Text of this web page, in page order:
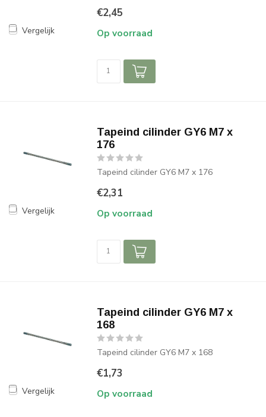
Vergelijk
€2,45
Op voorraad
Vergelijk
Tapeind cilinder GY6 M7 x
176
Tapeind cilinder GY6 M7 x 176
€2,31
Op voorraad
Vergelijk
Tapeind cilinder GY6 M7 x
168
Tapeind cilinder GY6 M7 x 168
€1,73
Op voorraad